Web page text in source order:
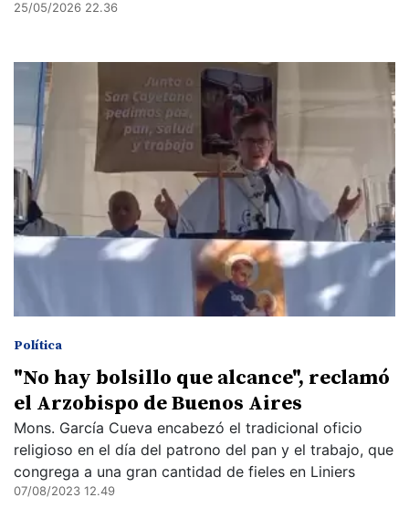
25/05/2026 22.36
Política
"No hay bolsillo que alcance", reclamó
el Arzobispo de Buenos Aires
Mons. García Cueva encabezó el tradicional oficio
religioso en el día del patrono del pan y el trabajo, que
congrega a una gran cantidad de fieles en Liniers
07/08/2023 12.49